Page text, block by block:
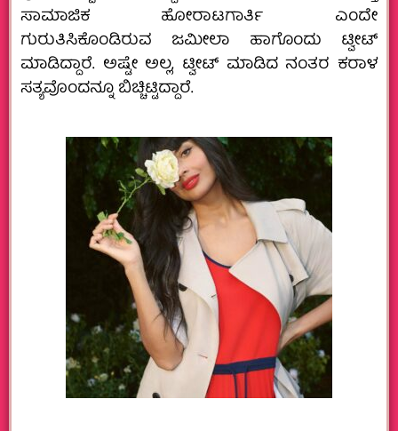
ಸಾಮಾಜಿಕ ಹೋರಾಟಗಾರ್ತಿ ಎಂದೇ
ಗುರುತಿಸಿಕೊಂಡಿರುವ ಜಮೀಲಾ ಹಾಗೊಂದು ಟ್ವೀಟ್‌
ಮಾಡಿದ್ದಾರೆ. ಅಷ್ಟೇ ಅಲ್ಲ, ಟ್ವೀಟ್‌ ಮಾಡಿದ ನಂತರ ಕರಾಳ
ಸತ್ಯವೊಂದನ್ನೂ ಬಿಚ್ಚಿಟ್ಟಿದ್ದಾರೆ.